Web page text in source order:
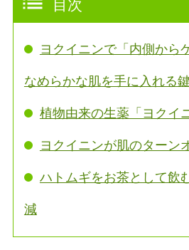
目次
ヨクイニンで「内側から
なめらかな肌を手に入れる鍵
植物由来の生薬「ヨクイ
ヨクイニンが肌のターン
ハトムギをお茶として飲
減